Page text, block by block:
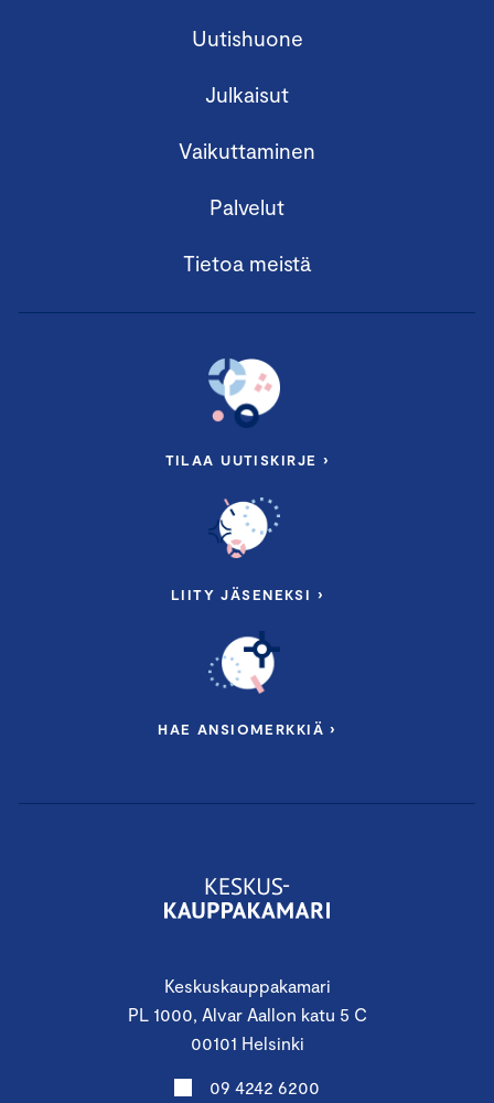
Keskuskauppakamari
PL 1000, Alvar Aallon katu 5 C
00101 Helsinki
09 4242 6200
Uutishuone
Julkaisut
Vaikuttaminen
Palvelut
Tietoa meistä
TILAA UUTISKIRJE ›
LIITY JÄSENEKSI ›
HAE ANSIOMERKKIÄ ›